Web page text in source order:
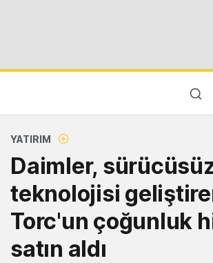
YATIRIM
Daimler,
teknolojisi
Torc'un çoğunluk
satın aldı